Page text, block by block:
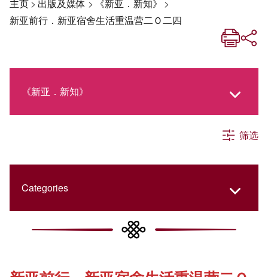
主页> 出版及媒体 > 《新亚．新知》 >
新亚前行．新亚宿舍生活重温营二Ｏ二四
《新亚．新知》
社交媒体专栏
《新亚简讯》
筛选
Categories
College Updates